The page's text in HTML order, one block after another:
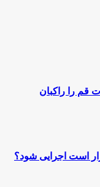
قم را راکبان
است اجرایی شود؟